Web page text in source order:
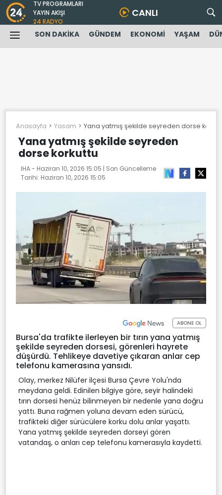
TV PROGRAMLARI
YAYIN AKIŞI
24 RADYO
CANLI
SON DAKİKA GÜNDEM EKONOMİ YAŞAM
Anasayfa Yasam Yana yatmış şekilde seyreden dorse
Yana yatmış şekilde seyreden
dorse korkuttu
IHA - Haziran 10, 2026 15:05 | Son Güncelleme
Tarihi: Haziran 10, 2026 15:05
ABONE OL
Bursa'da trafikte ilerleyen bir tırın yana yatmış
şekilde seyreden dorsesi, görenleri hayrete
düşürdü. Tehlikeye davetiye çıkaran anlar cep
telefonu kamerasına yansıdı.
Olay, merkez Nilüfer ilçesi Bursa Çevre Yolu'nda
meydana geldi. Edinilen bilgiye göre, seyir halindeki
tırın dorsesi henüz bilinmeyen bir nedenle yana doğru
yattı. Buna rağmen yoluna devam eden sürücü,
trafikteki diğer sürücülere korku dolu anlar yaşattı.
Yana yatmış şekilde seyreden dorseyi gören
vatandaş, o anları cep telefonu kamerasıyla kaydetti.